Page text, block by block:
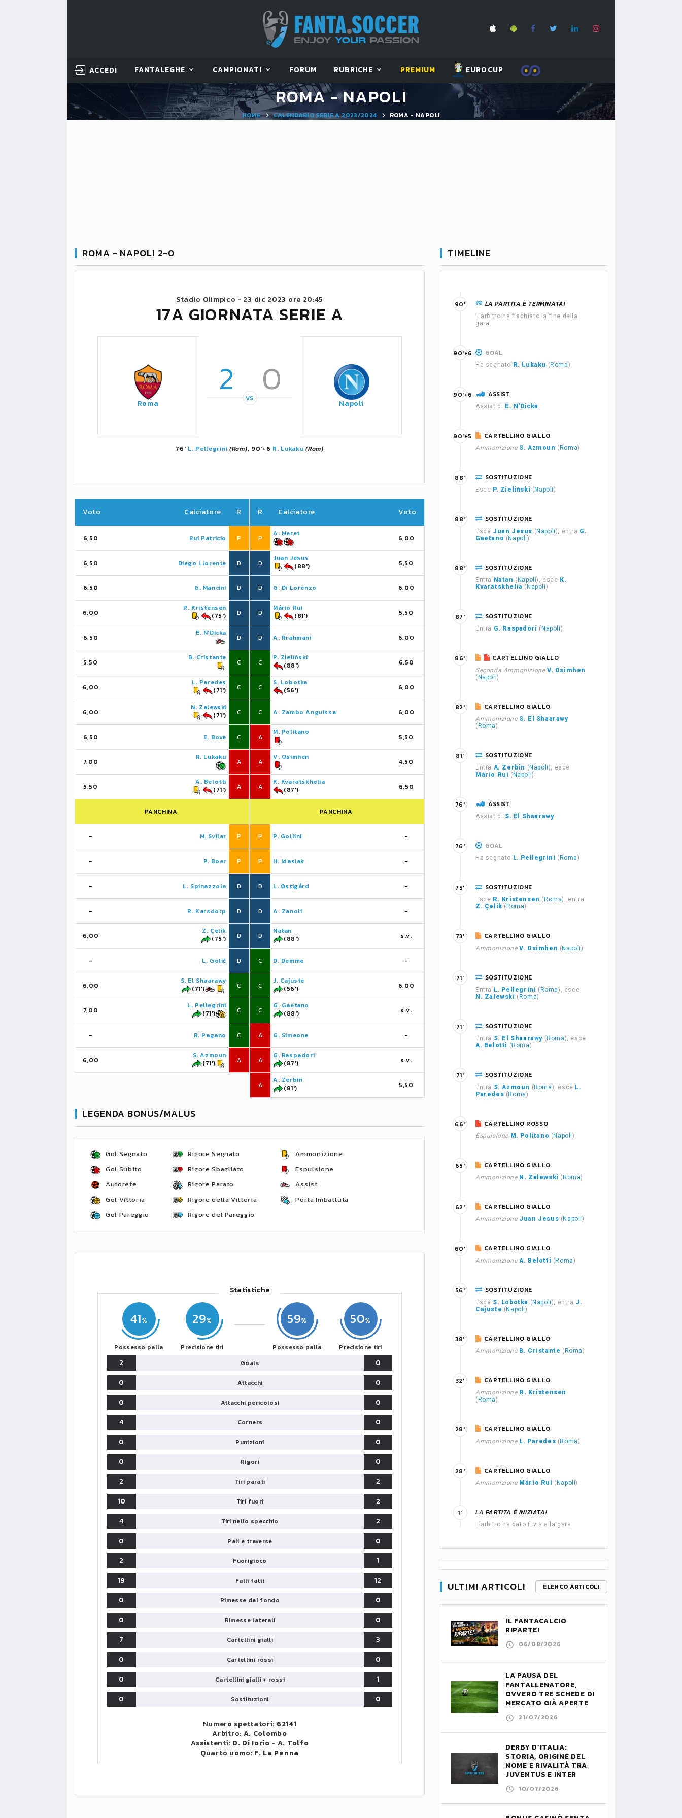
ACCEDI FANTALEGHE CAMPIONATI FORUM RUBRICHE PREMIUM EUROCUP
ROMA - NAPOLI
HOME CALENDARIO SERIE A 2023/2024 ROMA - NAPOLI
ROMA - NAPOLI 2-0
Stadio Olimpico - 23 dic 2023 ore 20:45
17A GIORNATA SERIE A
Roma
2 0
VS Napoli
76' L. Pellegrini (Rom), 90'+6 R. Lukaku (Rom)
Voto Calciatore R
6,50 Rui Patrício P
6,50 Diego Llorente D
6,50 G. Mancini D
6,00
R. Kristensen
(75')
D
6,50
E. N'Dicka
D
5,50
B. Cristante
C
6,00
L. Paredes
(71')
C
6,00
N. Zalewski
(71')
C
6,50 E. Bove C
7,00
R. Lukaku
A
5,50
A. Belotti
(71')
A
PANCHINA
- M. Svilar P
- P. Boer P
- L. Spinazzola D
- R. Karsdorp D
6,00
Z. Çelik
(75')
D
- L. Golič D
6,00
S. El Shaarawy
(71')
C
7,00
L. Pellegrini
(71')
C
- R. Pagano C
6,00
S. Azmoun
(71')
A
R Calciatore Voto
P
A. Meret
6,00
D
Juan Jesus
(88')
5,50
D G. Di Lorenzo 6,00
D
Mário Rui
(81')
5,50
D A. Rrahmani 6,00
C
P. Zieliński
(88')
6,50
C
S. Lobotka
(56')
6,00
C A. Zambo Anguissa 6,00
A
M. Politano
5,50
A
V. Osimhen
4,50
A
K. Kvaratskhelia
(87')
6,50
PANCHINA
P P. Gollini -
P H. Idasiak -
D L. Østigård -
D A. Zanoli -
D
Natan
(88')
s.v.
C D. Demme -
C
J. Cajuste
(56')
6,00
C
G. Gaetano
(88')
s.v.
A G. Simeone -
A
G. Raspadori
(87')
s.v.
A
A. Zerbin
(81')
5,50
LEGENDA BONUS/MALUS
Gol Segnato
Gol Subito
Autorete
Gol Vittoria
Gol Pareggio
Rigore Segnato
Rigore Sbagliato
Rigore Parato
Rigore della Vittoria
Rigore del Pareggio
Ammonizione
Espulsione
Assist
Porta Imbattuta
Statistiche
41
Possesso palla
29
Precisione tiri
59
Possesso palla
50
Precisione tiri
2 Goals
0
0
Attacchi
0
0
Attacchi pericolosi
0
4
Corners
0
0
Punizioni
0
0
Rigori
0
2
Tiri parati
2
10
Tiri fuori
2
4
Tiri nello specchio
2
0
Pali e traverse
0
2
Fuorigioco
1
19
Falli fatti
12
0
Rimesse dal fondo
0
0
Rimesse laterali
0
7
Cartellini gialli
3
0
Cartellini rossi
0
0
Cartellini gialli + rossi
1
0
Sostituzioni 0
Numero spettatori: 62141
Arbitro: A. Colombo
Assistenti: D. Di Iorio - A. Tolfo
Quarto uomo: F. La Penna
TIMELINE
LA PARTITA È TERMINATA!
L'arbitro ha fischiato la fine della
gara.
90'
GOAL
Ha segnato R. Lukaku ( Roma)
90'+6
ASSIST
Assist di E. N'Dicka
90'+6
CARTELLINO GIALLO
Ammonizione S. Azmoun ( Roma)
90'+5
SOSTITUZIONE
Esce P. Zieliński ( Napoli)
88'
SOSTITUZIONE
Esce Juan Jesus ( Napoli), entra G.
Gaetano ( Napoli)
88'
SOSTITUZIONE
Entra Natan ( Napoli), esce K.
Kvaratskhelia ( Napoli)
88'
SOSTITUZIONE
Entra G. Raspadori ( Napoli)
87'
CARTELLINO GIALLO
Seconda Ammonizione V. Osimhen
( Napoli)
86'
CARTELLINO GIALLO
Ammonizione S. El Shaarawy
( Roma)
82'
SOSTITUZIONE
Entra A. Zerbin ( Napoli), esce
Mário Rui ( Napoli)
81'
ASSIST
Assist di S. El Shaarawy
76'
GOAL
Ha segnato L. Pellegrini ( Roma)
76'
SOSTITUZIONE
Esce R. Kristensen ( Roma), entra
Z. Çelik ( Roma)
75'
CARTELLINO GIALLO
Ammonizione V. Osimhen ( Napoli)
73'
SOSTITUZIONE
Entra L. Pellegrini ( Roma), esce
N. Zalewski ( Roma)
71'
SOSTITUZIONE
Entra S. El Shaarawy ( Roma), esce
A. Belotti ( Roma)
71'
SOSTITUZIONE
Entra S. Azmoun ( Roma), esce L.
Paredes ( Roma)
71'
CARTELLINO ROSSO
Espulsione M. Politano ( Napoli)
66'
CARTELLINO GIALLO
Ammonizione N. Zalewski ( Roma)
65'
CARTELLINO GIALLO
Ammonizione Juan Jesus ( Napoli)
62'
CARTELLINO GIALLO
Ammonizione A. Belotti ( Roma)
60'
SOSTITUZIONE
Esce S. Lobotka ( Napoli), entra J.
Cajuste ( Napoli)
56'
CARTELLINO GIALLO
Ammonizione B. Cristante ( Roma)
38'
CARTELLINO GIALLO
Ammonizione R. Kristensen
( Roma)
32'
CARTELLINO GIALLO
Ammonizione L. Paredes ( Roma)
28'
CARTELLINO GIALLO
Ammonizione Mário Rui ( Napoli)
28'
LA PARTITA È INIZIATA!
L'arbitro ha dato il via alla gara.
1'
ULTIMI ARTICOLI ELENCO ARTICOLI
IL FANTACALCIO
RIPARTE!
06/08/2026
LA PAUSA DEL
FANTALLENATORE,
OVVERO TRE SCHEDE DI
MERCATO GIÀ APERTE
21/07/2026
DERBY D’ITALIA:
STORIA, ORIGINE DEL
NOME E RIVALITÀ TRA
JUVENTUS E INTER
10/07/2026